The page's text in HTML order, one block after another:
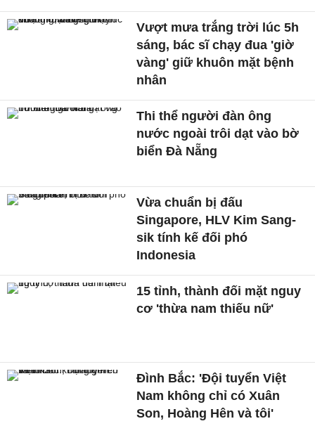
Vượt mưa trắng trời lúc 5h
sáng, bác sĩ chạy đua 'giờ
vàng' giữ khuôn mặt bệnh
nhân
Thi thể người đàn ông
nước ngoài trôi dạt vào bờ
biển Đà Nẵng
Vừa chuẩn bị đấu
Singapore, HLV Kim Sang-
sik tính kế đối phó
Indonesia
15 tỉnh, thành đối mặt nguy
cơ 'thừa nam thiếu nữ'
Đình Bắc: 'Đội tuyển Việt
Nam không chỉ có Xuân
Son, Hoàng Hên và tôi'